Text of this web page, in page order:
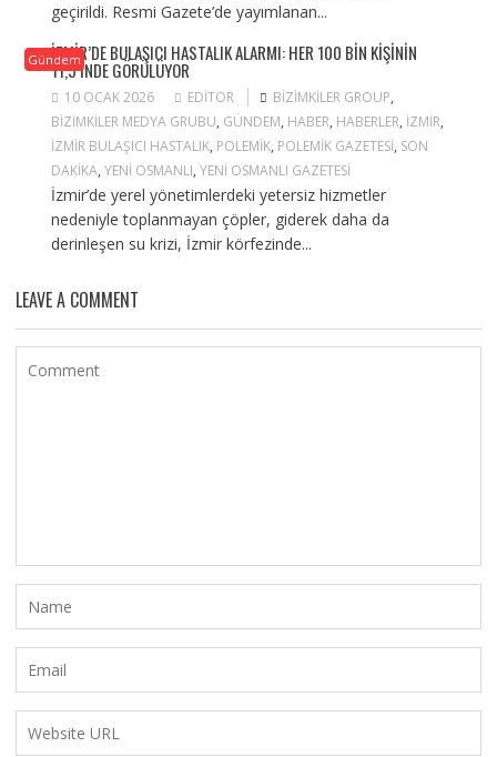
geçirildi. Resmi Gazete’de yayımlanan...
Gündem
İZMIR’DE BULAŞICI HASTALIK ALARMI: HER 100 BIN KIŞININ
11,5’INDE GÖRÜLÜYOR
10 OCAK 2026 EDITOR BIZIMKILER GROUP,
BIZIMKILER MEDYA GRUBU, GÜNDEM, HABER, HABERLER, IZMIR,
IZMIR BULAŞICI HASTALIK, POLEMIK, POLEMIK GAZETESI, SON
DAKIKA, YENI OSMANLI, YENI OSMANLI GAZETESI
İzmir’de yerel yönetimlerdeki yetersiz hizmetler
nedeniyle toplanmayan çöpler, giderek daha da
derinleşen su krizi, İzmir körfezinde...
LEAVE A COMMENT